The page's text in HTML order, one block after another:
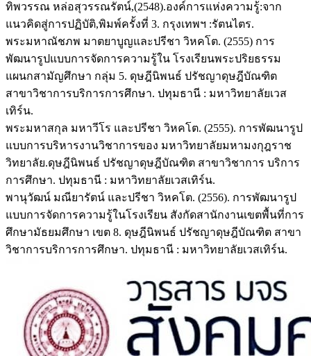
ทิพวรรณ หล่อสุวรรณรัตน์,(2548).องค์การแห่งความรู้:จาก
แนวคิดสู่การปฏิบัติ,พิมพ์ครั้งที่ 3. กรุงเทพฯ :รัตนไตร.
พระมหาณัชภพ มาตยาบูญและปรีชา วิหคโต. (2555) การ
พัฒนารูปแบบการจัดการความรู้ใน โรงเรียนพระปริยธรรม
แผนกสามัญศึกษา กลุ่ม 5. ดุษฎีนิพนธ์ ปรัชญาดุษฎีบัณฑิต
สาขาวิชาการบริการการศึกษา. ปทุมธานี : มหาวิทยาลัยเวส
เทิร์น.
พระมหาสกุล มหาวีโร และปรีชา วิหคโต. (2555). การพัฒนารูป
แบบการบริหารงานวิชาการของ มหาวิทยาลัยมหามงกุฎราช
วิทยาลัย.ดุษฎีนิพนธ์ ปรัชญาดุษฎีบัณฑิต สาขาวิชาการ บริการ
การศึกษา. ปทุมธานี : มหาวิทยาลัยเวสเทิร์น.
พานุวัฒน์ มณียารัตน์ และปรีชา วิหคโต. (2556). การพัฒนารูป
แบบการจัดการความรู้ในโรงเรียน สังกัดสานักงานเขตพื้นที่การ
ศึกษามัธยมศึกษา เขต 8. ดุษฎีนิพนธ์ ปรัชญาดุษฎีบัณฑิต สาขา
วิชาการบริการการศึกษา. ปทุมธานี : มหาวิทยาลัยเวสเทิร์น.